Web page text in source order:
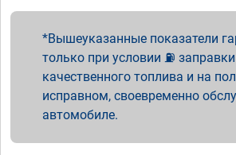
Вышеуказанные показатели
только при условии ⛽ заправки
качественного топлива и на
исправном, своевременно
автомобиле.